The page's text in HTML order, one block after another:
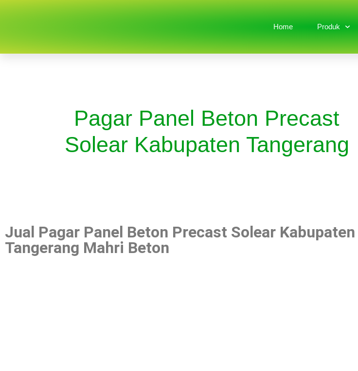
Home Produk
Pagar Panel Beton Precast
Solear Kabupaten Tangerang
Jual Pagar Panel Beton Precast Solear Kabupaten
Tangerang Mahri Beton